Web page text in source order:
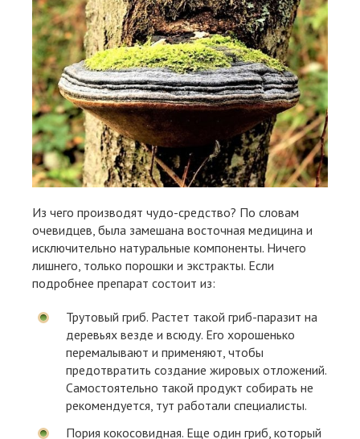
Из чего производят чудо-средство? По словам
очевидцев, была замешана восточная медицина и
исключительно натуральные компоненты. Ничего
лишнего, только порошки и экстракты. Если
подробнее препарат состоит из:
Трутовый гриб. Растет такой гриб-паразит на
деревьях везде и всюду. Его хорошенько
перемалывают и применяют, чтобы
предотвратить создание жировых отложений.
Самостоятельно такой продукт собирать не
рекомендуется, тут работали специалисты.
Пория кокосовидная. Еще один гриб, который